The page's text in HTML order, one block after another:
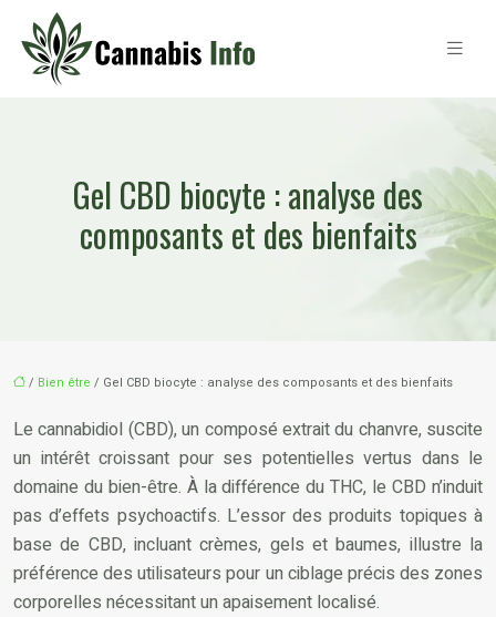
Gel CBD biocyte : analyse des
composants et des bienfaits
/ Bien être / Gel CBD biocyte : analyse des composants et des bienfaits
Le cannabidiol (CBD), un composé extrait du chanvre, suscite
un intérêt croissant pour ses potentielles vertus dans le
domaine du bien-être. À la différence du THC, le CBD n’induit
pas d’effets psychoactifs. L’essor des produits topiques à
base de CBD, incluant crèmes, gels et baumes, illustre la
préférence des utilisateurs pour un ciblage précis des zones
corporelles nécessitant un apaisement localisé.